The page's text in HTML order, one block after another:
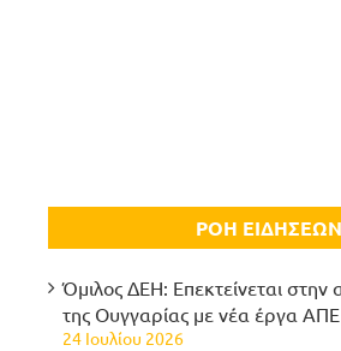
ΡΟΗ ΕΙΔΗΣΕΩΝ
Όμιλος ΔΕΗ: Επεκτείνεται στην
της Ουγγαρίας με νέα έργα ΑΠΕ
24 Ιουλίου 2026